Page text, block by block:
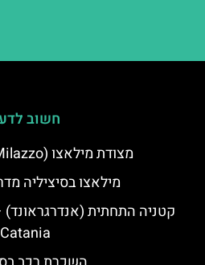
חשוב
מצודת מילאצו (Castello di Milazzo)
מילאצו בסיציליה
Catania